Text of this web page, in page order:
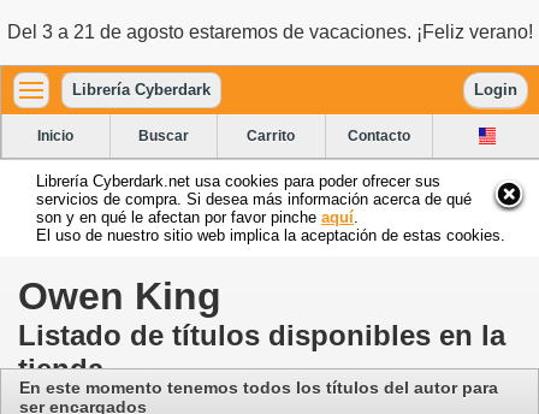
Del 3 a 21 de agosto estaremos de vacaciones. ¡Feliz verano!
Librería Cyberdark Login
Inicio Buscar Carrito Contacto
Librería Cyberdark.net usa cookies para poder ofrecer sus
servicios de compra. Si desea más información acerca de qué
son y en qué le afectan por favor pinche aquí
El uso de nuestro sitio web implica la aceptación de estas cookies.
Owen King
Listado de títulos disponibles en la
tienda
En este momento tenemos todos los títulos del autor para
ser encargados